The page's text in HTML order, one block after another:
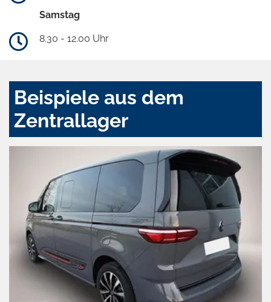
Samstag
8.30 - 12.00 Uhr
Beispiele aus dem
Zentrallager